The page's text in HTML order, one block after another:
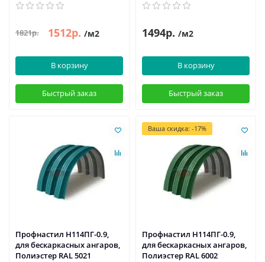
1821р. 1512р. /м2
В корзину
Быстрый заказ
1494р. /м2
В корзину
Быстрый заказ
Профнастил H114ПГ-0.9,
для бескаркасных ангаров,
Полиэстер RAL 5021
Ваша скидка: -17%
Профнастил H114ПГ-0.9,
для бескаркасных ангаров,
Полиэстер RAL 6002